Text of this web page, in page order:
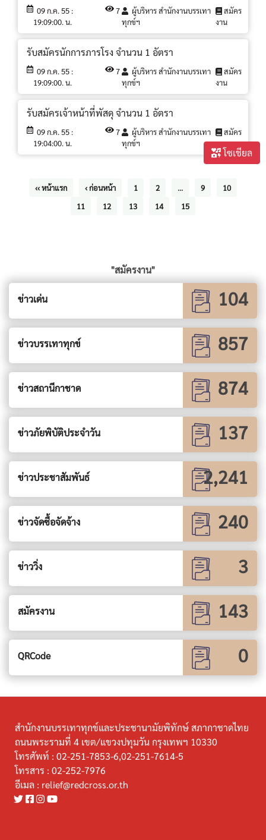
โซเชียล
09 ก.ค. 55 :
19:09:00. น.
7
ผู้บริหาร สำนักงานบรรเทา
ทุกข์ฯ
สมัคร
งาน
รับสมัครนักการภารโรง จำนวน 1 อัตรา
09 ก.ค. 55 :
19:09:00. น.
7
ผู้บริหาร สำนักงานบรรเทา
ทุกข์ฯ
สมัคร
งาน
รับสมัครเจ้าหน้าที่พัสดุ จำนวน 1 อัตรา
09 ก.ค. 55 :
19:04:00. น.
7
ผู้บริหาร สำนักงานบรรเทา
ทุกข์ฯ
สมัคร
งาน
‹‹ หน้าแรก ‹ ก่อนหน้า 1 2 ... 9
10
11
12 13 14 15
"สมัครงาน"
ข่าวเด่น 104
ข่าวบรรเทาทุกข์ 857
ข่าวสถานีกาชาด 874
ข่าวภัยพิบัติประจำวัน 137
ข่าวประชาสัมพันธ์ 2,241
ข่าวจัดซื้อจัดจ้าง 240
ข่าววิ่ง 3
สมัครงาน 143
QRCode 0
สำนักงานบรรเทาทุกข์และประชานามัยพิทักษ์ สภากาชาดไทย
ถนนพระรามที่ 4 เขต/แขวงปทุมวัน กรุงเทพฯ 10330
โทรศัพท์ : 02-251-7853-6,02-251-7614-5
โทรสาร : 02-252-7976
อีเมล : relief@redcross.or.th